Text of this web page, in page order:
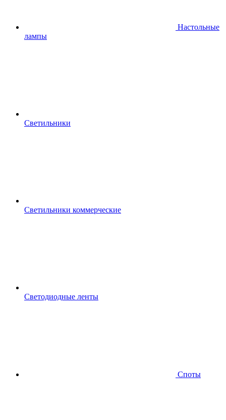
Настольные
лампы
Светильники
Светильники коммерческие
Светодиодные ленты
Споты